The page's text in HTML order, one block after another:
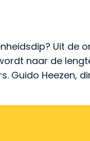
Uit de
naar de
Guido Heezen,